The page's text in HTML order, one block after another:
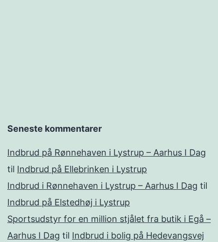
Seneste kommentarer
Indbrud på Rønnehaven i Lystrup – Aarhus I Dag
til Indbrud på Ellebrinken i Lystrup
Indbrud i Rønnehaven i Lystrup – Aarhus I Dag til
Indbrud på Elstedhøj i Lystrup
Sportsudstyr for en million stjålet fra butik i Egå –
Aarhus I Dag til Indbrud i bolig på Hedevangsvej